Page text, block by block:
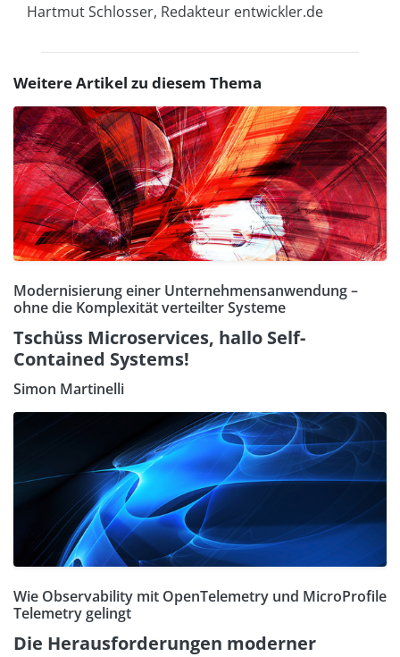
Hartmut Schlosser, Redakteur entwickler.de
Weitere Artikel zu diesem Thema
Modernisierung einer Unternehmensanwendung –
ohne die Komplexität verteilter Systeme
Tschüss Microservices, hallo Self-
Contained Systems!
Simon Martinelli
Wie Observability mit OpenTelemetry und MicroProfile
Telemetry gelingt
Die Herausforderungen moderner